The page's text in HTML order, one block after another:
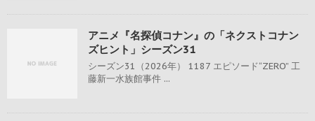
アニメ『名探偵コナン』の「ネクストコナン
ズヒント」シーズン31
シーズン31（2026年） 1187 エピソード“ZERO” 工
藤新一水族館事件 ...